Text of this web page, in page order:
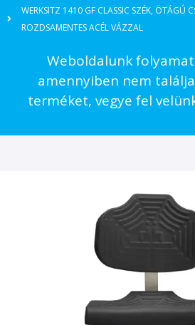
WERKSITZ 1410 GF CLASSIC SZÉK, ÖTÁGÚ
ROZDSAMENTES ACÉL VÁZZAL
Weboldalunk
amennyiben nem
terméket, vegye fel